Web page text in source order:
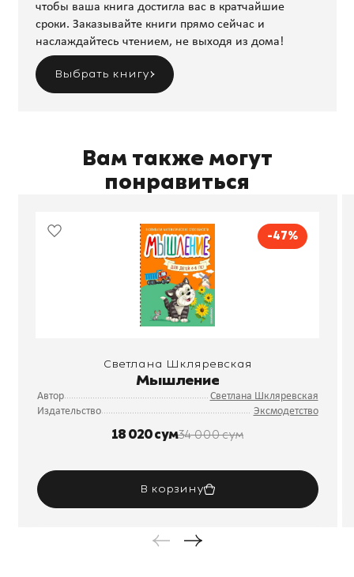
чтобы ваша книга достигла вас в кратчайшие
сроки. Заказывайте книги прямо сейчас и
наслаждайтесь чтением, не выходя из дома!
Выбрать книгу
Вам также могут
понравиться
-47%
Светлана Шкляревская
Мышление
Автор
Светлана Шкляревская
Издательство
Эксмодетство
18 020 сум34 000 сум
В корзину